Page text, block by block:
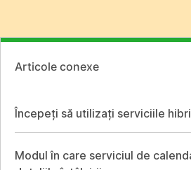
Articole conexe
Începeți să utilizați serviciile
Modul în care serviciul de